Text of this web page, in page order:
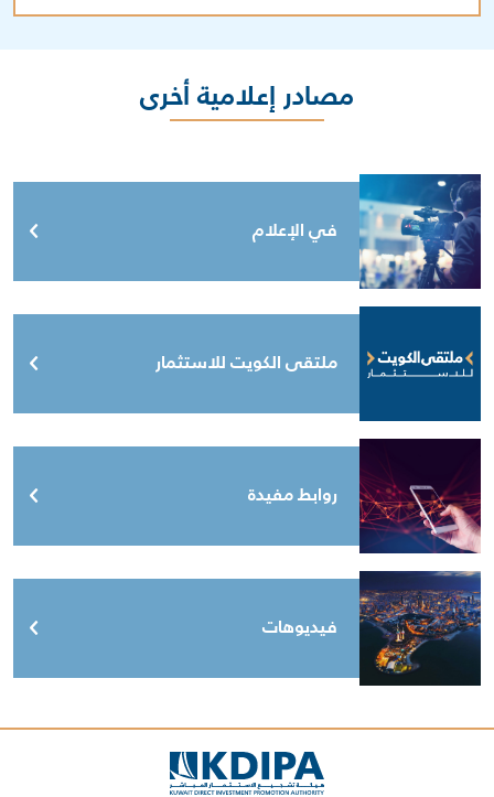
مصادر إعلامية أخرى
في الإعلام
ملتقى الكويت للاستثمار
روابط مفيدة
فيديوهات